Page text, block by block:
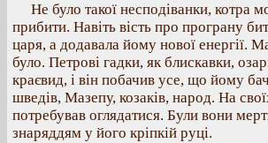
Не було такої несподіванки, котра
прибити. Навіть вість про програну
царя, а додавала йому нової енергії.
було. Петрові гадки, як блискавки,
краєвид, і він побачив усе, що йому
шведів, Мазепу, козаків, народ. На
потребував оглядатися. Були вони
знаряддям у його кріпкій руці.